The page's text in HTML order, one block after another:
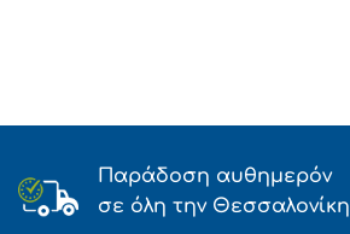
Παράδοση αυθημερόν
σε όλη την Θεσσαλονίκη